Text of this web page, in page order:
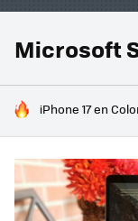
Microsoft
HOY SE HABLA DE
iPhone 17 en